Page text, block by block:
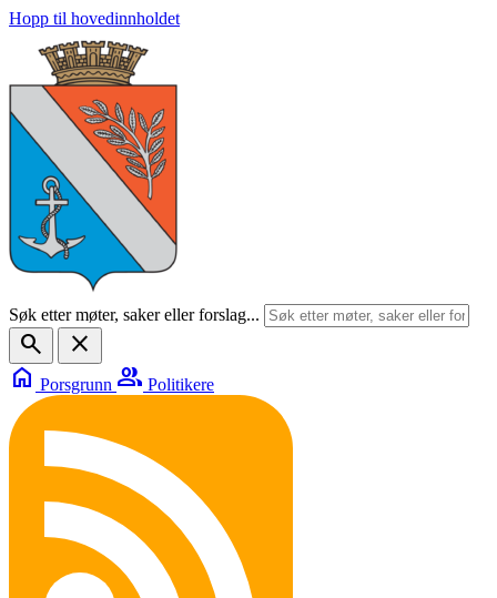
Hopp til hovedinnholdet
Søk etter møter, saker eller forslag...
search
close
home Porsgrunn group Politikere